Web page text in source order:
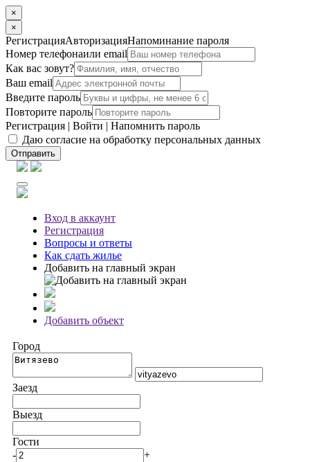
×
×
РегистрацияАвторизацияНапоминание пароля
Номер телефонаили email
Как вас зовут?
Ваш email
Введите пароль
Повторите пароль
Регистрация | Войти | Напомнить пароль
Даю согласие на обработку персональных данных
Отправить
Вход в аккаунт
Регистрация
Вопросы и ответы
Как сдать жилье
Добавить на главный экран
Добавить объект
Город
Заезд
Выезд
Гости
-
+